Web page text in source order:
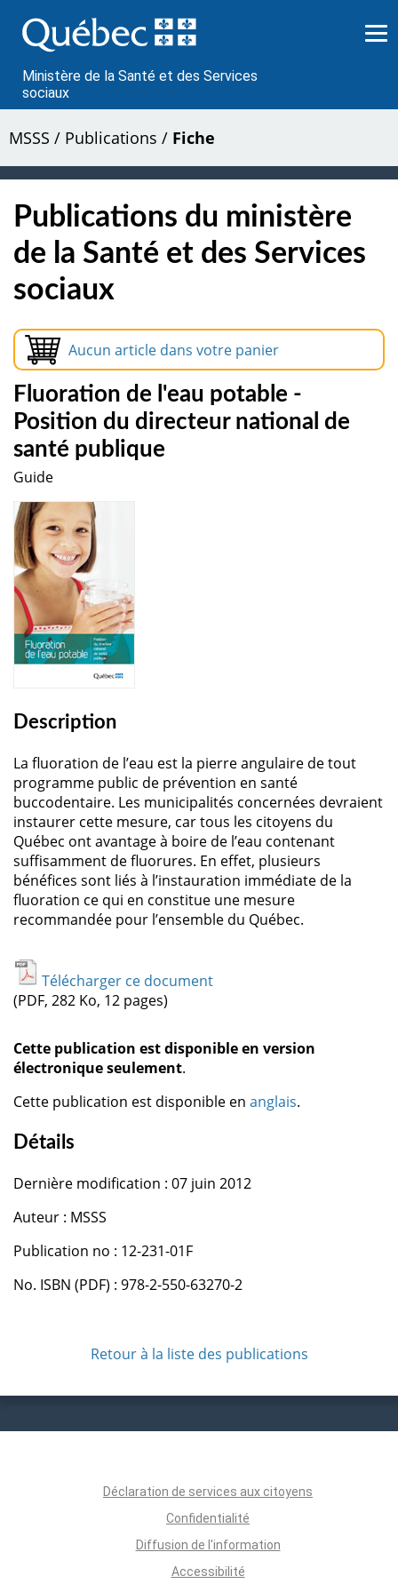
au
contenu
Ministère de la Santé et des Services
sociaux
MSSS / Publications / Fiche
Publications du ministère
de la Santé et des Services
sociaux
Aucun article dans votre panier
Fluoration de l'eau potable -
Position du directeur national de
santé publique
Guide
Description
La fluoration de l’eau est la pierre angulaire de tout
programme public de prévention en santé
buccodentaire. Les municipalités concernées devraient
instaurer cette mesure, car tous les citoyens du
Québec ont avantage à boire de l’eau contenant
suffisamment de fluorures. En effet, plusieurs
bénéfices sont liés à l’instauration immédiate de la
fluoration ce qui en constitue une mesure
recommandée pour l’ensemble du Québec.
Télécharger ce document
(PDF, 282 Ko, 12 pages)
Cette publication est disponible en version
électronique seulement.
Cette publication est disponible en anglais.
Détails
Dernière modification : 07 juin 2012
Auteur : MSSS
Publication no : 12-231-01F
No. ISBN (PDF) : 978-2-550-63270-2
Retour à la liste des publications
Déclaration de services aux citoyens
Confidentialité
Diffusion de l'information
Accessibilité